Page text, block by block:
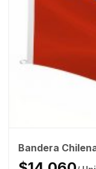
Bandera